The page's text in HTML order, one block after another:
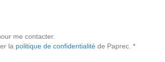
me contacter.
la politique de confidentialité de Paprec. *